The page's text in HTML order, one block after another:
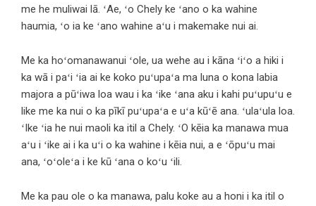
me he muliwai lā. ʻAe, ʻo Chely ke ʻano o ka wahine
haumia, ʻo ia ke ʻano wahine aʻu i makemake nui ai.
Me ka hoʻomanawanui ʻole, ua wehe au i kāna ʻiʻo a hiki i
ka wā i paʻi ʻia ai ke koko puʻupaʻa ma luna o kona labia
majora a pūʻiwa loa wau i ka ʻike ʻana aku i kahi puʻupuʻu e
like me ka nui o ka pīkī puʻupaʻa e uʻa kūʻē ana. ʻulaʻula loa.
ʻIke ʻia he nui maoli ka itil a Chely. ʻO kēia ka manawa mua
aʻu i ʻike ai i ka uʻi o ka wahine i kēia nui, a e ʻōpuʻu mai
ana, ʻoʻoleʻa i ke kū ʻana o koʻu ʻili.
Me ka pau ole o ka manawa, palu koke au a honi i ka itil o